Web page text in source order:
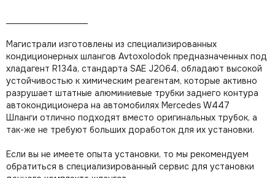
Магистрали изготовлены из специализированных
кондиционерных шлангов Avtoxolodok предназначенных под
хладагент R134a, стандарта SAE J2064, обладают высокой
устойчивостью к химическим реагентам, которые активно
разрушает штатные алюминиевые трубки заднего контура
автокондиционера на автомобилях Mercedes W447
Шланги отлично подходят вместо оригинальных трубок, а
так-же не требуют больших доработок для их установки.
Если вы не имеете опыта установки, то мы рекомендуем
обратиться в специализированный сервис для установки